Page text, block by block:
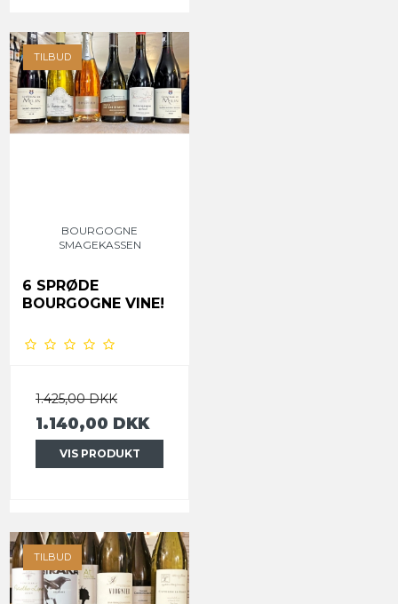
TILBUD
BOURGOGNE
SMAGEKASSEN
6 SPRØDE
BOURGOGNE VINE!
1.425,00 DKK
1.140,00 DKK
VIS PRODUKT
TILBUD